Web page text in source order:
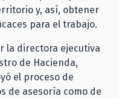
y, así, obtener
para el trabajo.
la directora ejecutiva
de Hacienda,
el proceso de
de asesoría como de